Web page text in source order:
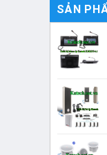
SẢN